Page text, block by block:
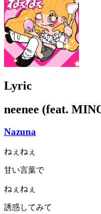
Lyric
neenee (feat.
Nazuna
ねぇねぇ
甘い言葉で
ねぇねぇ
誘惑してみて